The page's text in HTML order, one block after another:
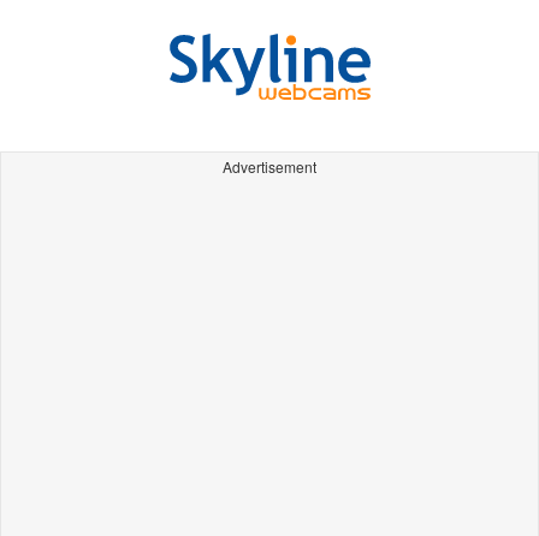
Advertisement